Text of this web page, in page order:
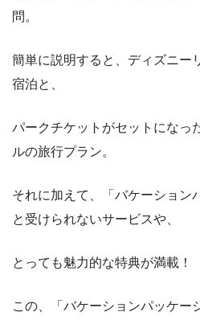
問。
簡単に説明すると、ディズニー
宿泊と、
パークチケットがセットになっ
ルの旅行プラン。
それに加えて、「バケーション
と受けられないサービスや、
とっても魅力的な特典が満載！
この、「バケーションパッケー